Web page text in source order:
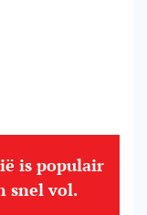
is populair
snel vol.